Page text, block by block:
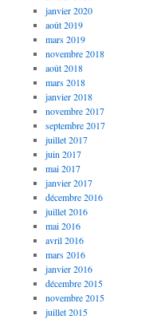
janvier 2020
août 2019
mars 2019
novembre 2018
août 2018
mars 2018
janvier 2018
novembre 2017
septembre 2017
juillet 2017
juin 2017
mai 2017
janvier 2017
décembre 2016
juillet 2016
mai 2016
avril 2016
mars 2016
janvier 2016
décembre 2015
novembre 2015
juillet 2015